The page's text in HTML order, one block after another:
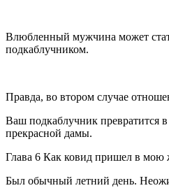
Влюбленный мужчина может
подкаблучником.
Правда, во втором случае
Ваш подкаблучник превратится
прекрасной дамы.
Глава 6 Как ковид пришел в мою
Был обычный летний день.